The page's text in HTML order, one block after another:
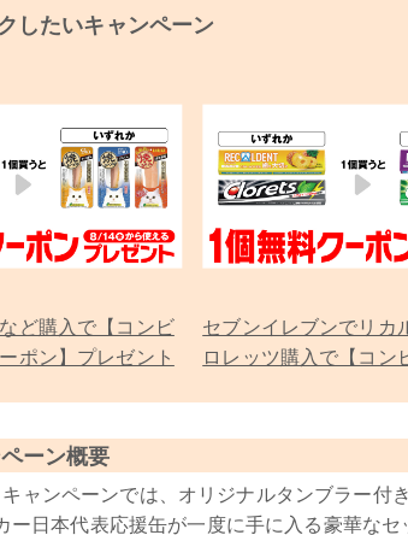
したいキャンペーン
ど購入で【コンビ
ポン】プレゼント
セブンイレブンでリカ
ロレッツ購入で【コン
ーン概要
ャンペーンでは、オリジナルタンブラー付
日本代表応援缶が一度に手に入る豪華なセ